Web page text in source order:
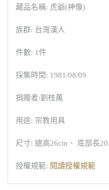
藏品名稱: 虎爺(神像)
族群: 台灣漢人
件數: 1件
採集時間: 1981/08/09
捐贈者:劉枝萬
用途: 宗教用具
尺寸: 總高26cm、 底部長
授權規範: 閱讀授權規範